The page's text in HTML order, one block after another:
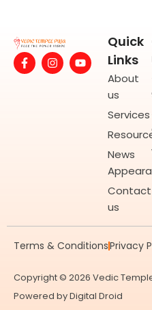
F
a
c
I
n
s
Y
o
u
Quick
Links
About
us
Services
News
Contact
us
Copyright © 2026 Vedic
Powered byDigital Droid
Terms & ConditionsPrivacy